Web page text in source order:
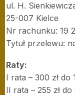
ul. H.
25-007 Kielce
Nr rachunku: 19
Tytuł przelewu:
Raty:
I rata – 300 zł do
II rata – 255 zł